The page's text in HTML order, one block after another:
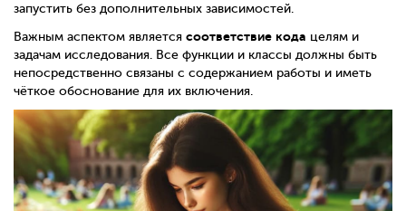
запустить без дополнительных зависимостей.
Важным аспектом является соответствие кода целям и
задачам исследования. Все функции и классы должны быть
непосредственно связаны с содержанием работы и иметь
чёткое обоснование для их включения.